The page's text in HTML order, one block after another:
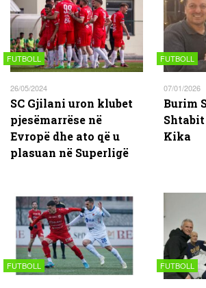
FUTBOLL
26/05/2024
SC Gjilani uron klubet
pjesëmarrëse në
Evropë dhe ato që u
plasuan në Superligë
FUTBOLL
07/01/2026
Burim
Kika
FUTBOLL FUTBOLL